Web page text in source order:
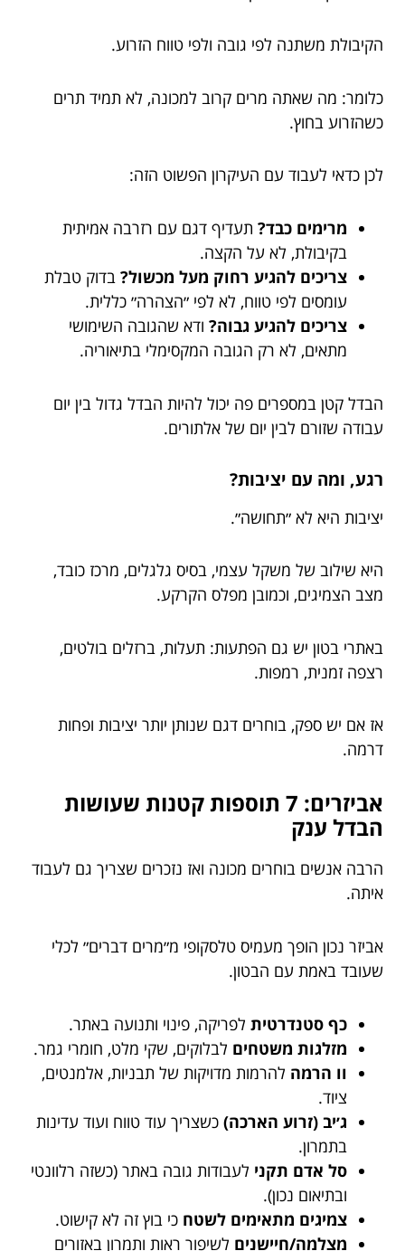
הקיבולת משתנה לפי גובה ולפי טווח הזרוע.
כלומר: מה שאתה מרים קרוב למכונה, לא תמיד תרים
כשהזרוע בחוץ.
לכן כדאי לעבוד עם העיקרון הפשוט הזה:
מרימים כבד? תעדיף דגם עם רזרבה אמיתית
בקיבולת, לא על הקצה.
צריכים להגיע רחוק מעל מכשול? בדוק טבלת
עומסים לפי טווח, לא לפי ״הצהרה״ כללית.
צריכים להגיע גבוה? ודא שהגובה השימושי
מתאים, לא רק הגובה המקסימלי בתיאוריה.
הבדל קטן במספרים פה יכול להיות הבדל גדול בין יום
עבודה שזורם לבין יום של אלתורים.
רגע, ומה עם יציבות?
יציבות היא לא ״תחושה״.
היא שילוב של משקל עצמי, בסיס גלגלים, מרכז כובד,
מצב הצמיגים, וכמובן מפלס הקרקע.
באתרי בטון יש גם הפתעות: תעלות, ברזלים בולטים,
רצפה זמנית, רמפות.
אז אם יש ספק, בוחרים דגם שנותן יותר יציבות ופחות
דרמה.
אביזרים: 7 תוספות קטנות שעושות
הבדל ענק
הרבה אנשים בוחרים מכונה ואז נזכרים שצריך גם לעבוד
איתה.
אביזר נכון הופך מעמיס טלסקופי מ״מרים דברים״ לכלי
שעובד באמת עם הבטון.
כף סטנדרטית לפריקה, פינוי ותנועה באתר.
מזלגות משטחים לבלוקים, שקי מלט, חומרי גמר.
וו הרמה להרמות מדויקות של תבניות, אלמנטים,
ציוד.
ג׳יב (זרוע הארכה) כשצריך עוד טווח ועוד עדינות
בתמרון.
סל אדם תקני לעבודות גובה באתר (כשזה רלוונטי
ובתיאום נכון).
צמיגים מתאימים לשטח כי בוץ זה לא קישוט.
מצלמה/חיישנים לשיפור ראות ותמרון באזורים